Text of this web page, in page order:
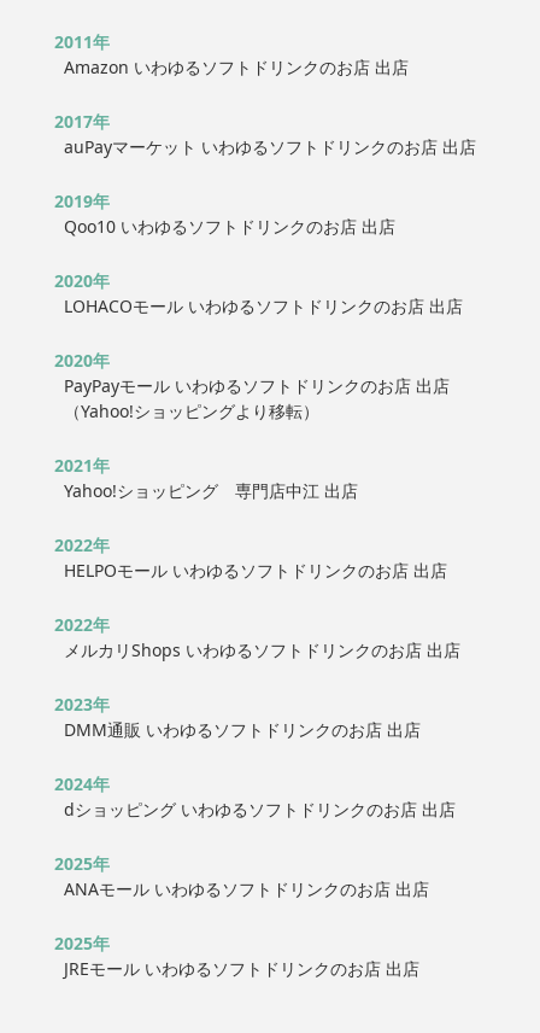
2011年
Amazon いわゆるソフトドリンクのお店 出店
2017年
auPayマーケット いわゆるソフトドリンクのお店 出店
2019年
Qoo10 いわゆるソフトドリンクのお店 出店
2020年
LOHACOモール いわゆるソフトドリンクのお店 出店
2020年
PayPayモール いわゆるソフトドリンクのお店 出店
（Yahoo!ショッピングより移転）
2021年
Yahoo!ショッピング 専門店中江 出店
2022年
HELPOモール いわゆるソフトドリンクのお店 出店
2022年
メルカリShops いわゆるソフトドリンクのお店 出店
2023年
DMM通販 いわゆるソフトドリンクのお店 出店
2024年
dショッピング いわゆるソフトドリンクのお店 出店
2025年
ANAモール いわゆるソフトドリンクのお店 出店
2025年
JREモール いわゆるソフトドリンクのお店 出店